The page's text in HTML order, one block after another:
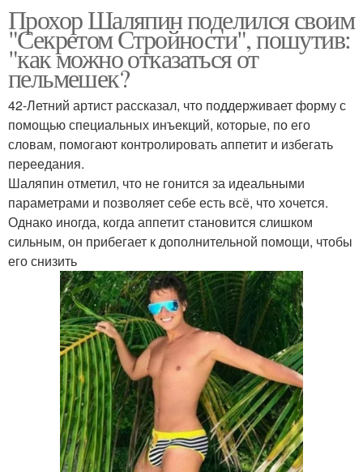
Прохор Шаляпин поделился своим
"Секретом Стройности", пошутив:
"как можно отказаться от
пельмешек?
42-Летний артист рассказал, что поддерживает форму с
помощью специальных инъекций, которые, по его
словам, помогают контролировать аппетит и избегать
переедания.
Шаляпин отметил, что не гонится за идеальными
параметрами и позволяет себе есть всё, что хочется.
Однако иногда, когда аппетит становится слишком
сильным, он прибегает к дополнительной помощи, чтобы
его снизить